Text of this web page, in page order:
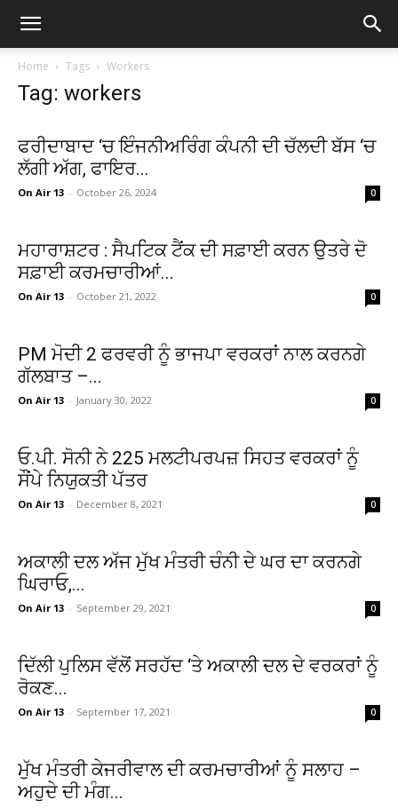
Home Tags Workers
Tag: workers
ਫਰੀਦਾਬਾਦ ‘ਚ ਇੰਜਨੀਅਰਿੰਗ ਕੰਪਨੀ ਦੀ ਚੱਲਦੀ ਬੱਸ ‘ਚ
ਲੱਗੀ ਅੱਗ, ਫਾਇਰ...
On Air 13 - October 26, 2024 0
ਮਹਾਰਾਸ਼ਟਰ : ਸੈਪਟਿਕ ਟੈਂਕ ਦੀ ਸਫ਼ਾਈ ਕਰਨ ਉਤਰੇ ਦੋ
ਸਫ਼ਾਈ ਕਰਮਚਾਰੀਆਂ...
On Air 13 - October 21, 2022 0
PM ਮੋਦੀ 2 ਫਰਵਰੀ ਨੂੰ ਭਾਜਪਾ ਵਰਕਰਾਂ ਨਾਲ ਕਰਨਗੇ
ਗੱਲਬਾਤ –...
On Air 13 - January 30, 2022 0
ਓ.ਪੀ. ਸੋਨੀ ਨੇ 225 ਮਲਟੀਪਰਪਜ਼ ਸਿਹਤ ਵਰਕਰਾਂ ਨੂੰ
ਸੌਂਪੇ ਨਿਯੁਕਤੀ ਪੱਤਰ
On Air 13 - December 8, 2021 0
ਅਕਾਲੀ ਦਲ ਅੱਜ ਮੁੱਖ ਮੰਤਰੀ ਚੰਨੀ ਦੇ ਘਰ ਦਾ ਕਰਨਗੇ
ਘਿਰਾਓ,...
On Air 13 - September 29, 2021 0
ਦਿੱਲੀ ਪੁਲਿਸ ਵੱਲੋਂ ਸਰਹੱਦ ‘ਤੇ ਅਕਾਲੀ ਦਲ ਦੇ ਵਰਕਰਾਂ ਨੂੰ
ਰੋਕਣ...
On Air 13 - September 17, 2021 0
ਮੁੱਖ ਮੰਤਰੀ ਕੇਜਰੀਵਾਲ ਦੀ ਕਰਮਚਾਰੀਆਂ ਨੂੰ ਸਲਾਹ –
ਅਹੁਦੇ ਦੀ ਮੰਗ...